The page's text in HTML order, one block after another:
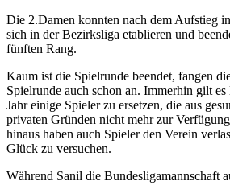
Die 2.Damen konnten nach dem Aufstieg
sich in der Bezirksliga etablieren und
fünften Rang.
Kaum ist die Spielrunde beendet, fangen
Spielrunde auch schon an. Immerhin gilt
Jahr einige Spieler zu ersetzen, die aus
privaten Gründen nicht mehr zur
hinaus haben auch Spieler den Verein
Glück zu versuchen.
Während Sanil die Bundesligamannschaft